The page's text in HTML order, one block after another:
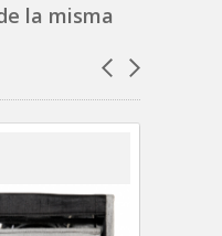
la misma